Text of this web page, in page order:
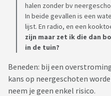
halen zonder bv
In beide gevallen is een
lijst. En radio, en een
zijn maar zet ik die dan
in de tuin?
Beneden: bij een
kans op neergeschoten
neem je geen enkel risico.